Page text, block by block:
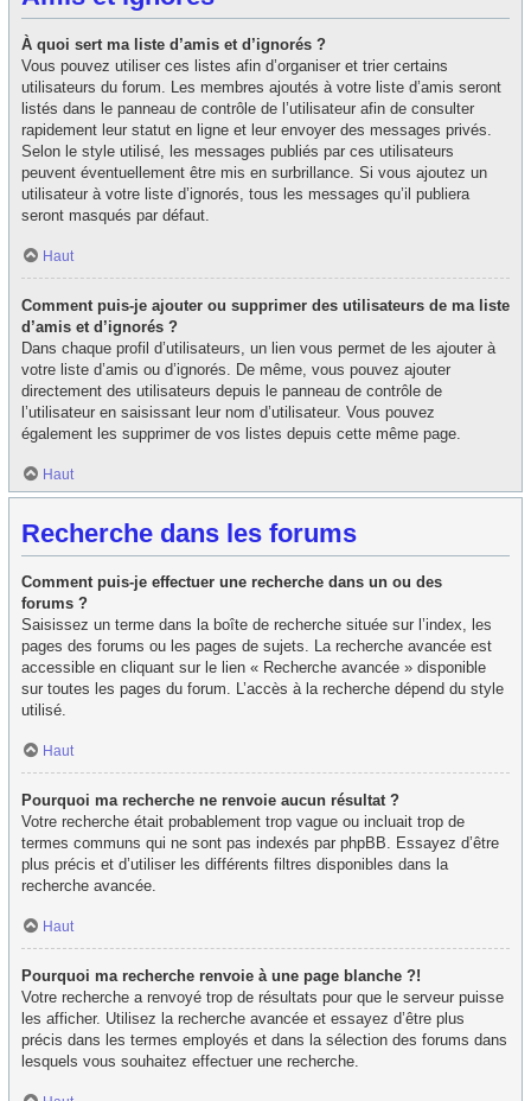
À quoi sert ma liste d’amis et d’ignorés ?
Vous pouvez utiliser ces listes afin d’organiser et trier certains
utilisateurs du forum. Les membres ajoutés à votre liste d’amis seront
listés dans le panneau de contrôle de l’utilisateur afin de consulter
rapidement leur statut en ligne et leur envoyer des messages privés.
Selon le style utilisé, les messages publiés par ces utilisateurs
peuvent éventuellement être mis en surbrillance. Si vous ajoutez un
utilisateur à votre liste d’ignorés, tous les messages qu’il publiera
seront masqués par défaut.
Haut
Comment puis-je ajouter ou supprimer des utilisateurs de ma liste
d’amis et d’ignorés ?
Dans chaque profil d’utilisateurs, un lien vous permet de les ajouter à
votre liste d’amis ou d’ignorés. De même, vous pouvez ajouter
directement des utilisateurs depuis le panneau de contrôle de
l’utilisateur en saisissant leur nom d’utilisateur. Vous pouvez
également les supprimer de vos listes depuis cette même page.
Haut
Recherche dans les forums
Comment puis-je effectuer une recherche dans un ou des
forums ?
Saisissez un terme dans la boîte de recherche située sur l’index, les
pages des forums ou les pages de sujets. La recherche avancée est
accessible en cliquant sur le lien « Recherche avancée » disponible
sur toutes les pages du forum. L’accès à la recherche dépend du style
utilisé.
Haut
Pourquoi ma recherche ne renvoie aucun résultat ?
Votre recherche était probablement trop vague ou incluait trop de
termes communs qui ne sont pas indexés par phpBB. Essayez d’être
plus précis et d’utiliser les différents filtres disponibles dans la
recherche avancée.
Haut
Pourquoi ma recherche renvoie à une page blanche ?!
Votre recherche a renvoyé trop de résultats pour que le serveur puisse
les afficher. Utilisez la recherche avancée et essayez d’être plus
précis dans les termes employés et dans la sélection des forums dans
lesquels vous souhaitez effectuer une recherche.